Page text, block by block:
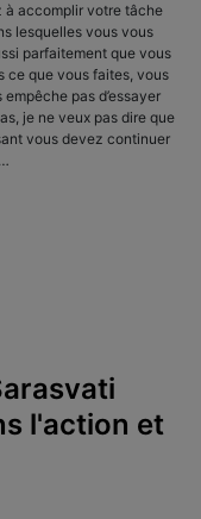
à accomplir votre tâche
lesquelles vous vous
parfaitement que vous
ce que vous faites, vous
pas d’essayer
je ne veux pas dire que
vous devez continuer
l'action et